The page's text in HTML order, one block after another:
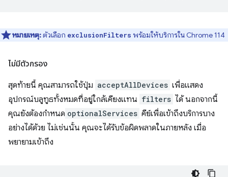
หมายเหตุ:ตัวเลือก exclusionFilters พร้อมให้บริการใน Chrome 114
ไม่มีตัวกรอง
สุดท้ายนี้ คุณสามารถใช้ปุ่ม acceptAllDevices เพื่อแสดง
อุปกรณ์บลูทูธทั้งหมดที่อยู่ใกล้เคียงแทน filters ได้ นอกจากนี้
คุณยังต้องกำหนด optionalServices คีย์เพื่อเข้าถึงบริการบาง
อย่างได้ด้วย ไม่เช่นนั้น คุณจะได้รับข้อผิดพลาดในภายหลัง เมื่อ
พยายามเข้าถึง